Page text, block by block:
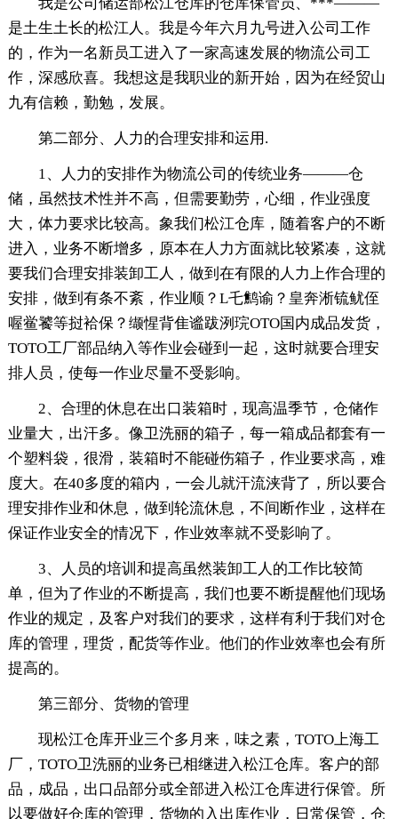
是土生土长的松江人。我是今年六月九号进入公司工作
的，作为一名新员工进入了一家高速发展的物流公司工
作，深感欣喜。我想这是我职业的新开始，因为在经贸山
九有信赖，勤勉，发展。
第二部分、人力的合理安排和运用.
1、人力的安排作为物流公司的传统业务———仓
储，虽然技术性并不高，但需要勤劳，心细，作业强度
大，体力要求比较高。象我们松江仓库，随着客户的不断
进入，业务不断增多，原本在人力方面就比较紧凑，这就
要我们合理安排装卸工人，做到在有限的人力上作合理的
安排，做到有条不紊，作业顺？L乇鹪谕？皇奔淅锍鱿侄
喔鲎饕等挝袷保？缬惺背隹谧跋洌琓OTO国内成品发货，
TOTO工厂部品纳入等作业会碰到一起，这时就要合理安
排人员，使每一作业尽量不受影响。
2、合理的休息在出口装箱时，现高温季节，仓储作
业量大，出汗多。像卫洗丽的箱子，每一箱成品都套有一
个塑料袋，很滑，装箱时不能碰伤箱子，作业要求高，难
度大。在40多度的箱内，一会儿就汗流浃背了，所以要合
理安排作业和休息，做到轮流休息，不间断作业，这样在
保证作业安全的情况下，作业效率就不受影响了。
3、人员的培训和提高虽然装卸工人的工作比较简
单，但为了作业的不断提高，我们也要不断提醒他们现场
作业的规定，及客户对我们的要求，这样有利于我们对仓
库的管理，理货，配货等作业。他们的作业效率也会有所
提高的。
第三部分、货物的管理
现松江仓库开业三个多月来，味之素，TOTO上海工
厂，TOTO卫洗丽的业务已相继进入松江仓库。客户的部
品，成品，出口品部分或全部进入松江仓库进行保管。所
以要做好仓库的管理，货物的入出库作业，日常保管，仓